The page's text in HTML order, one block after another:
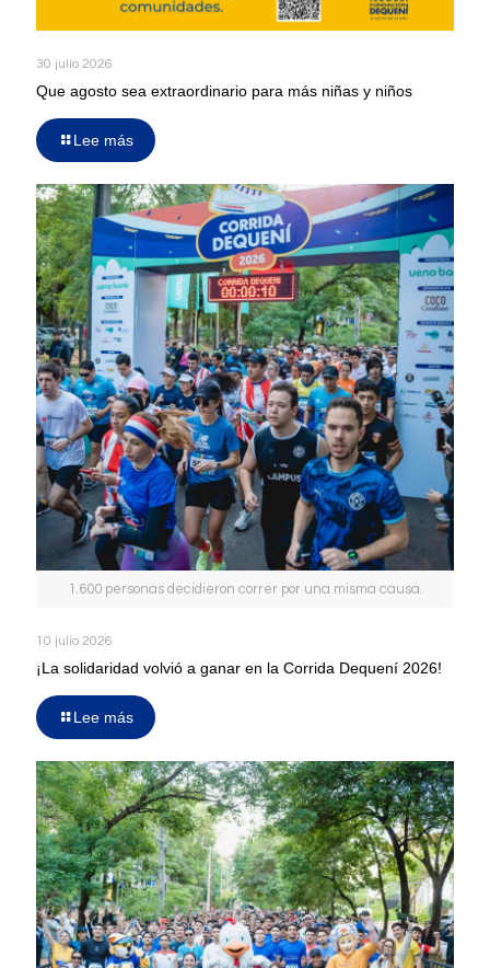
30 julio 2026
Que agosto sea extraordinario para más niñas y niños
Lee más
1.600 personas decidieron correr por una misma causa.
10 julio 2026
¡La solidaridad volvió a ganar en la Corrida Dequení 2026!
Lee más